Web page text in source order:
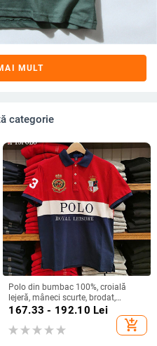
MULT
categorie
Polo din bumbac 100%, croială
lejeră, mâneci scurte, brodat,
respirabil, evacuează umezeala
167.33 - 192.10 Lei
add_shopping_cart